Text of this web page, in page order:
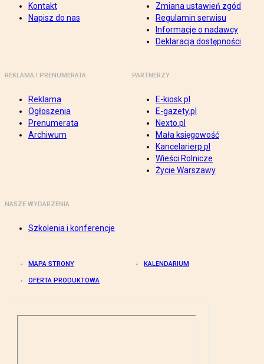
Kontakt
Napisz do nas
Zmiana ustawień zgód
Regulamin serwisu
Informacje o nadawcy
Deklaracja dostępności
REKLAMA I PRENUMERATA
Reklama
Ogłoszenia
Prenumerata
Archiwum
PARTNERZY
E-kiosk.pl
E-gazety.pl
Nexto.pl
Mała księgowość
Kancelarierp.pl
Wieści Rolnicze
Życie Warszawy
NASZE WYDARZENIA
Szkolenia i konferencje
MAPA STRONY KALENDARIUM
OFERTA PRODUKTOWA